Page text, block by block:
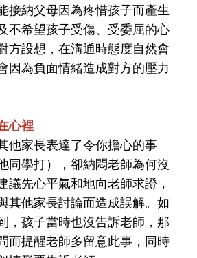
接納父母因為疼惜孩子而產生
不希望孩子受傷、受委屈的心
方設想，在溝通時態度自然會
因為負面情緒造成對方的壓力
心裡
他家長表達了令你擔心的事
同學打），卻納悶老師為何沒
議先心平氣和地向老師求證，
其他家長討論而造成誤解。如
，孩子當時也沒告訴老師，那
而提醒老師多留意此事，同時